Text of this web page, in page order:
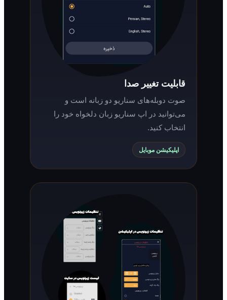
قابلیت تغییر صدا
صوت دوبله‌های سناریو دو زبانه است و
می‌توانید در اپ سناریو زبان دلخواه خود را
انتخاب کنید.
اپلیکیشن موبایل